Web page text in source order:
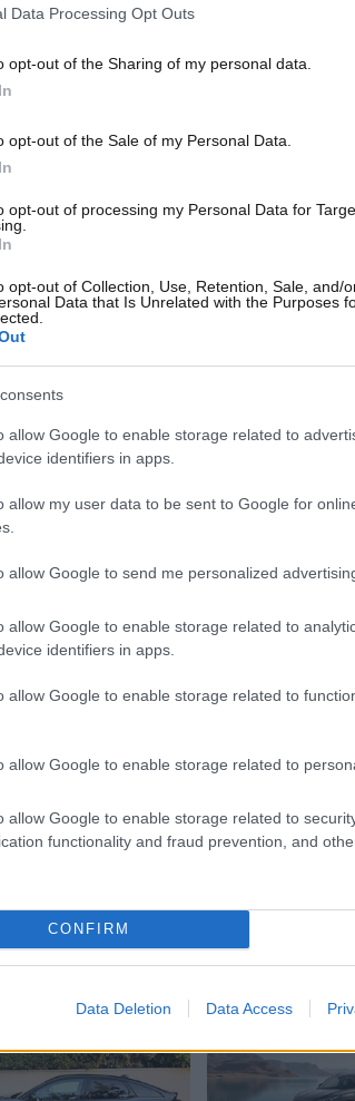
Data Processing Opt Outs
opt-out of the Sharing of my personal data.
opt-out of the Sale of my Personal Data.
opt-out of processing my Personal Data for
opt-out of Collection, Use, Retention, Sale, and/
Data that Is Unrelated with the Purposes
allow Google to enable storage related to
identifiers in apps.
allow my user data to be sent to Google for
allow Google to send me personalized
allow Google to enable storage related to
identifiers in apps.
allow Google to enable storage related to
allow Google to enable storage related to
allow Google to enable storage related to
functionality and fraud prevention, and
CONFIRM
Data Deletion Data Access
στις κατατακτήριες δοκιμές ο Ιζάκ
πρωταθλητής Λάντο Νόρις
set to line up for the
#F1
AUTO